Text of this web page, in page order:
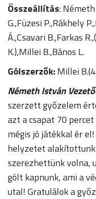
Összeállítás:
G.,Füzesi P.,Rákhely
Á.,Csavari B.,Farkas
K.),Millei B.,Bános L.
Gólszerzők:Millei
Németh István
szerzett győzelem
azt a csapat 70
mégis jó játékkal ér
helyzetet
szerezhettünk volna,
gólt kapnunk, ami a
utal! Gratulálok a